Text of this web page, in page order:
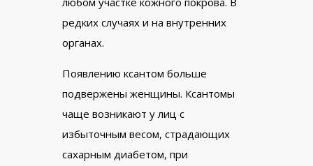
редких случаях и на внутренних
органах.
Появлению ксантом больше
подвержены женщины. Ксантомы
чаще возникают у лиц с
избыточным весом, страдающих
сахарным диабетом, при